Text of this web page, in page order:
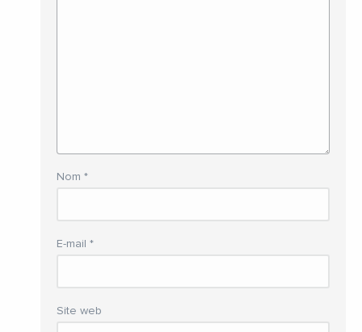
Nom *
E-mail *
Site web